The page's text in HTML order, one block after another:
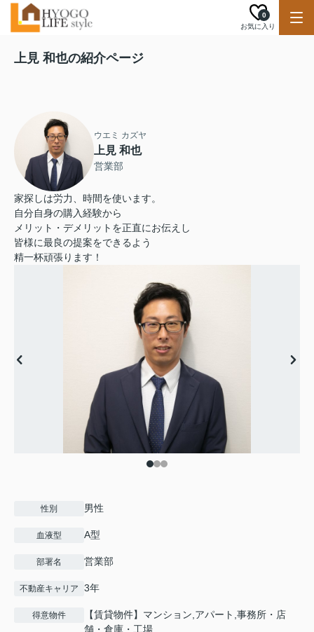
お気に入り
0
上見 和也の紹介ページ
ウエミ カズヤ
上見 和也
営業部
家探しは労力、時間を使います。
自分自身の購入経験から
メリット・デメリットを正直にお伝えし
皆様に最良の提案をできるよう
精一杯頑張ります！
性別 男性
血液型 A型
部署名 営業部
不動産キャリア 3年
得意物件
【賃貸物件】マンション,アパート,事務所・店
舗・倉庫・工場